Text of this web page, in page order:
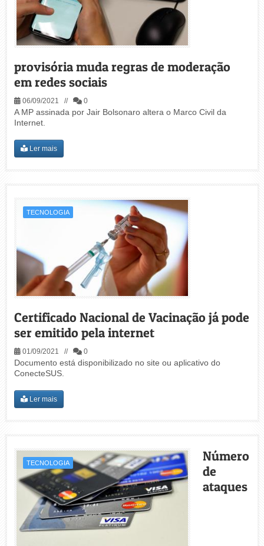
provisória muda regras de moderação
em redes sociais
06/09/2021 // 0
A MP assinada por Jair Bolsonaro altera o Marco Civil da
Internet.
Ler mais
TECNOLOGIA
Certificado Nacional de Vacinação já pode
ser emitido pela internet
01/09/2021 // 0
Documento está disponibilizado no site ou aplicativo do
ConecteSUS.
Ler mais
TECNOLOGIA
Número
de
ataques